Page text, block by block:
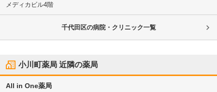
メディカビル4階
千代田区の病院・クリニック一覧
小川町薬局 近隣の薬局
All in One薬局